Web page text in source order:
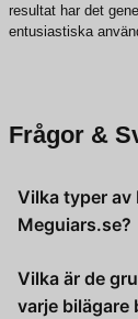
resultat har det
entusiastiska
Frågor &
Vilka typer
Meguiars.se?
inklusive vax,
Vilka är de
varje bilägare